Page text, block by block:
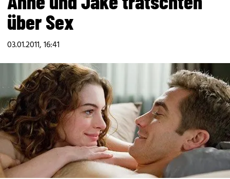
über Sex
03.01.2011, 16:41